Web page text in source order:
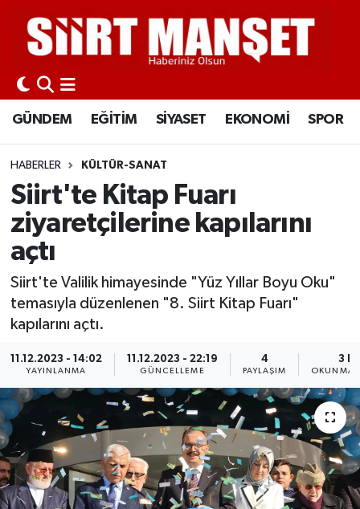
GÜNDEM EĞİTİM SİYASET EKONOMİ SPOR
HABERLER KÜLTÜR-SANAT
Siirt'te Kitap Fuarı
ziyaretçilerine kapılarını
açtı
Siirt'te Valilik himayesinde "Yüz Yıllar Boyu Oku"
temasıyla düzenlenen "8. Siirt Kitap Fuarı"
kapılarını açtı.
11.12.2023 - 14:02
YAYINLANMA
11.12.2023 - 22:19
GÜNCELLEME
4
PAYLAŞIM
3
OKUNMA
GÜNDEM
EĞİTİM
SİYASET
EKONOMİ
SPOR
KÜLTÜR-SANAT
Siirt Nöbetçi Eczaneler
Siirt Hava Durumu
Siirt Namaz Vakitleri
Siirt Trafik Yoğunluk Haritası
Süper Lig Puan Durumu ve Fikstür
Son Dakika Haberleri